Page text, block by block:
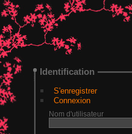
Identification
S'enregistrer
Connexion
Nom d'utilisateur